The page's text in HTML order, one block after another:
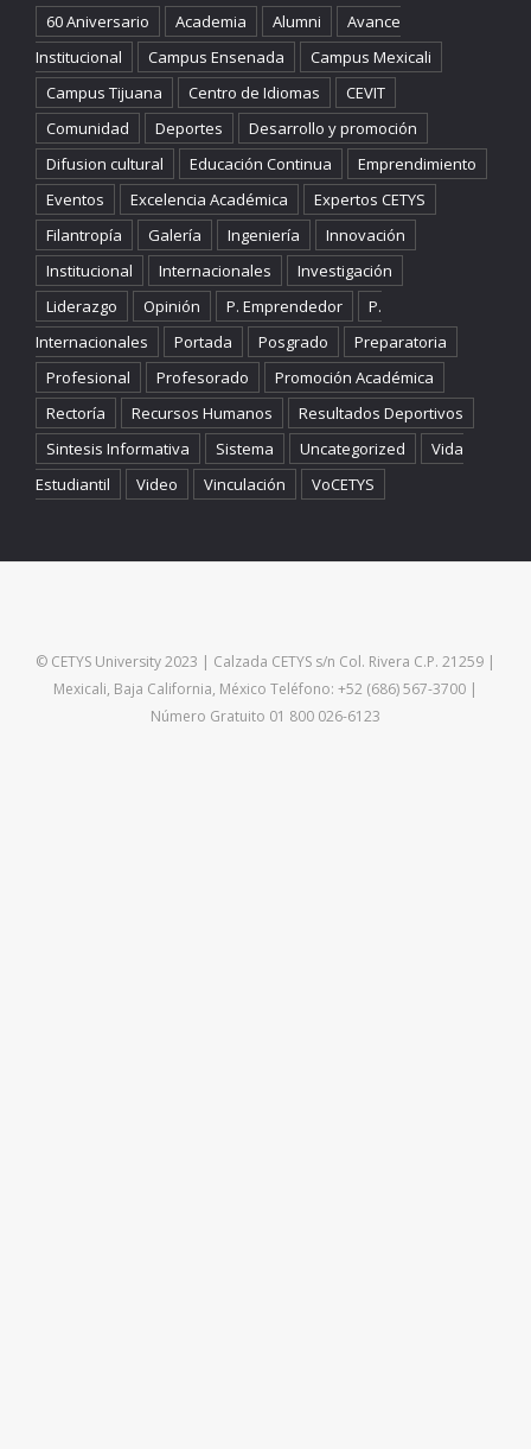
60 Aniversario Academia Alumni
Avance
Institucional
Campus Ensenada
Campus Mexicali
Campus Tijuana
Centro de Idiomas
CEVIT
Comunidad
Deportes
Desarrollo y promoción
Difusion cultural
Educación Continua
Emprendimiento
Eventos
Excelencia Académica
Expertos CETYS
Filantropía
Galería Ingeniería
Innovación
Institucional
Internacionales
Investigación
Liderazgo
Opinión P. Emprendedor
P.
Internacionales
Portada Posgrado
Preparatoria
Profesional
Profesorado
Promoción Académica
Rectoría
Recursos Humanos
Resultados Deportivos
Sintesis Informativa
Sistema Uncategorized
Vida
Estudiantil
Video Vinculación VoCETYS
© CETYS University 2023 | Calzada CETYS s/n Col. Rivera C.P. 21259 |
Mexicali, Baja California, México Teléfono: +52 (686) 567-3700 |
Número Gratuito 01 800 026-6123